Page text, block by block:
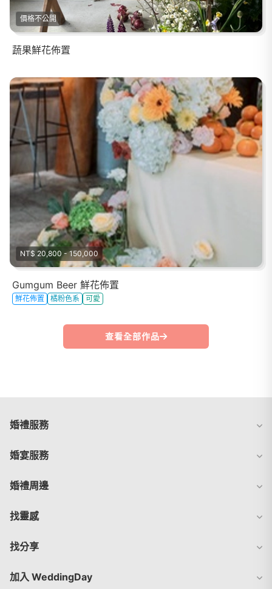
價格不公開
蔬果鮮花佈置
NT$ 20,800 - 150,000
Gumgum Beer 鮮花佈置
鮮花佈置 橘粉色系 可愛
查看全部作品
婚禮服務
婚宴服務
婚禮周邊
找靈感
找分享
加入 WeddingDay